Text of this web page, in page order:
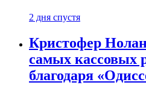
2 дня спустя
Кристофер
самых кассовых
благодаря